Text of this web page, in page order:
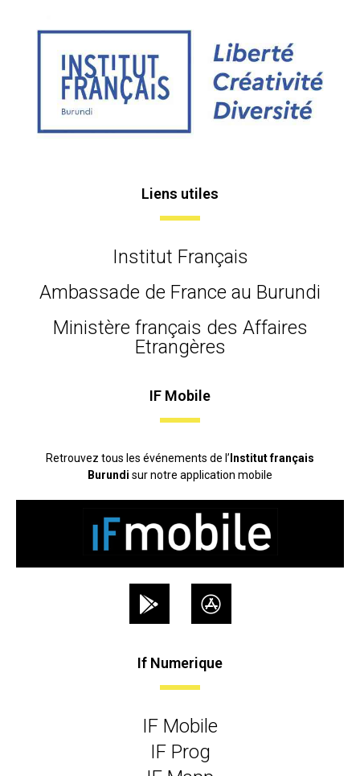
Liens utiles
Institut Français
Ambassade de France au Burundi
Ministère français des Affaires
Etrangères
IF Mobile
Retrouvez tous les événements de l’ Institut français
Burundi sur notre application mobile
If Numerique
IF Mobile
IF Prog